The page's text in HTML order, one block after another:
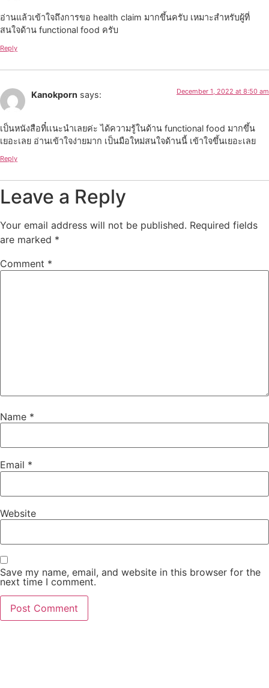
อ่านแล้วเข้าใจถึงการขอ health claim มากขึ้นครับ เหมาะสำหรับผู้ที่
สนใจด้าน functional food ครับ
Reply
Kanokporn says: December 1, 2022 at 8:50 am
เป็นหนังสือที๋เเนะนำเลยค่ะ ได้ความรู้ในด้าน functional food มากขึ้น
เยอะเลย อ่านเข้าใจง่ายมาก เป็นมือใหม่สนใจด้านนี้ เข้าใจขึ้นเยอะเลย
Reply
Leave a Reply
Your email address will not be published. Required fields
are marked *
Comment *
Name *
Email *
Website
Save my name, email, and website in this browser for the
next time I comment.